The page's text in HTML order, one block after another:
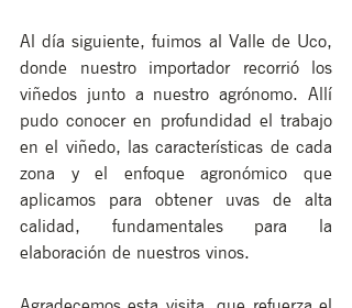
Al día siguiente, fuimos al Valle de Uco,
donde nuestro importador recorrió los
viñedos junto a nuestro agrónomo. Allí
pudo conocer en profundidad el trabajo
en el viñedo, las características de cada
zona y el enfoque agronómico que
aplicamos para obtener uvas de alta
calidad, fundamentales para la
elaboración de nuestros vinos.